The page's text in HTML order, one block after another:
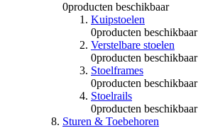
0producten beschikbaar
Kuipstoelen
0producten beschikbaar
Verstelbare stoelen
0producten beschikbaar
Stoelframes
0producten beschikbaar
Stoelrails
0producten beschikbaar
Sturen & Toebehoren